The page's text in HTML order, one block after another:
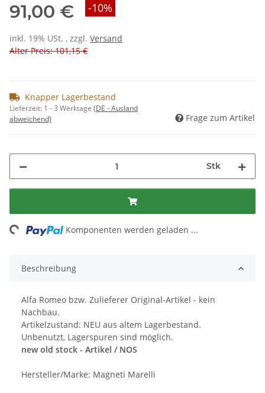
91,00 € -10%
inkl. 19% USt. , zzgl. Versand
Alter Preis: 101,15 €
Knapper Lagerbestand
Lieferzeit: 1 - 3 Werktage (DE - Ausland
abweichend)
Frage zum Artikel
Stk
Komponenten werden geladen ...
Beschreibung
Alfa Romeo bzw. Zulieferer Original-Artikel - kein
Nachbau.
Artikelzustand: NEU aus altem Lagerbestand.
Unbenutzt, Lagerspuren sind möglich.
new old stock - Artikel / NOS
Hersteller/Marke: Magneti Marelli